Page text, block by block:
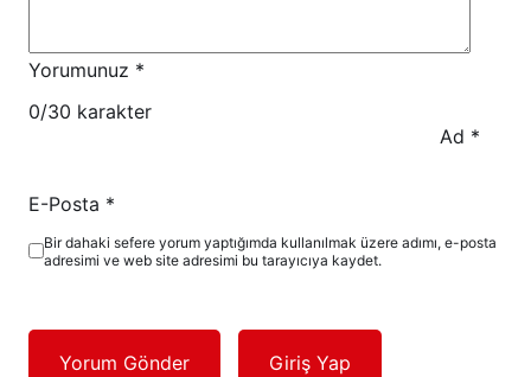
Yorumunuz *
0/30 karakter
Ad *
E-Posta *
Bir dahaki sefere yorum yaptığımda kullanılmak üzere adımı, e-posta
adresimi ve web site adresimi bu tarayıcıya kaydet.
Yorum Gönder Giriş Yap